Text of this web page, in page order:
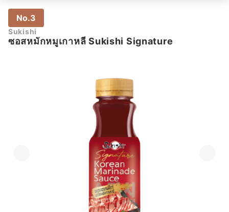
No.3
Sukishi
ซอสหมักหมูเกาหลี Sukishi Signature